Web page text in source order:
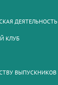
ДЕЯТЕЛЬНОСТЬ
КЛУБ
ВЫПУСКНИКОВ